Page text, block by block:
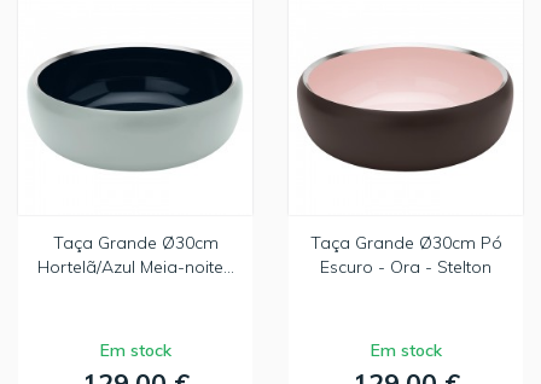
Taça Grande Ø30cm
Hortelã/Azul Meia-noite...
Em stock
Taça Grande Ø30cm Pó
Escuro - Ora - Stelton
Em stock